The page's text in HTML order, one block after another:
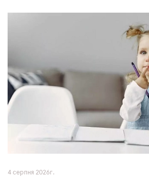
4 серпня 2026г.